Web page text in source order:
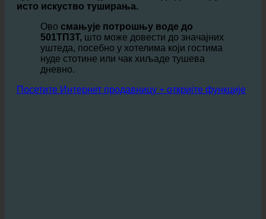
удобности госта. Уградњом ецотурбино модула вода
се ковитла и
обогаћен ваздухом у статичкој
турбини, захтевајући мање воде да би пружио
исто искуство туширања.
Ово смањује потрошњу воде до
501ТП3Т,
што може довести до значајних
уштеда, посебно у хотелима који гостима
нуде стотине или чак хиљаде тушева